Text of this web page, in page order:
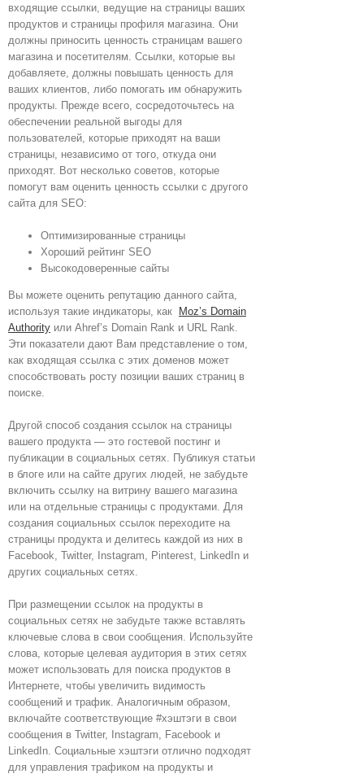
входящие ссылки, ведущие на страницы ваших
продуктов и страницы профиля магазина. Они
должны приносить ценность страницам вашего
магазина и посетителям. Ссылки, которые вы
добавляете, должны повышать ценность для
ваших клиентов, либо помогать им обнаружить
продукты. Прежде всего, сосредоточьтесь на
обеспечении реальной выгоды для
пользователей, которые приходят на ваши
страницы, независимо от того, откуда они
приходят. Вот несколько советов, которые
помогут вам оценить ценность ссылки с другого
сайта для SEO:
Оптимизированные страницы
Хороший рейтинг SEO
Высокодоверенные сайты
Вы можете оценить репутацию данного сайта,
используя такие индикаторы, как Moz’s Domain
Authority или Ahref’s Domain Rank и URL Rank.
Эти показатели дают Вам представление о том,
как входящая ссылка с этих доменов может
способствовать росту позиции ваших страниц в
поиске.
Другой способ создания ссылок на страницы
вашего продукта — это гостевой постинг и
публикации в социальных сетях. Публикуя статьи
в блоге или на сайте других людей, не забудьте
включить ссылку на витрину вашего магазина
или на отдельные страницы с продуктами. Для
создания социальных ссылок переходите на
страницы продукта и делитесь каждой из них в
Facebook, Twitter, Instagram, Pinterest, LinkedIn и
других социальных сетях.
При размещении ссылок на продукты в
социальных сетях не забудьте также вставлять
ключевые слова в свои сообщения. Используйте
слова, которые целевая аудитория в этих сетях
может использовать для поиска продуктов в
Интернете, чтобы увеличить видимость
сообщений и трафик. Аналогичным образом,
включайте соответствующие #хэштэги в свои
сообщения в Twitter, Instagram, Facebook и
LinkedIn. Социальные хэштэги отлично подходят
для управления трафиком на продукты и